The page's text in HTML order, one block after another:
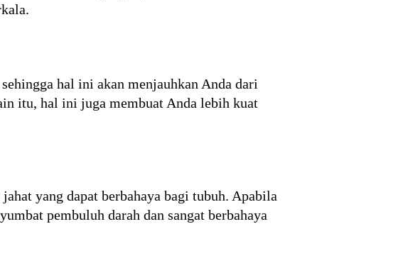
hal ini akan menjauhkan Anda dari
itu, hal ini juga membuat Anda lebih kuat
yang dapat berbahaya bagi tubuh. Apabila
pembuluh darah dan sangat berbahaya